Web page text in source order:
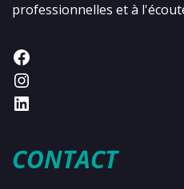
professionnelles et à
CONTACT